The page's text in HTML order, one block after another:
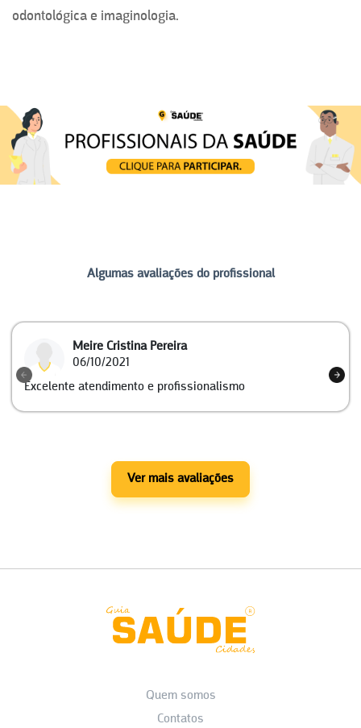
odontológica e imaginologia.
Algumas avaliações do profissional
Meire Cristina Pereira
06/10/2021
Excelente atendimento e profissionalismo
Ver mais avaliações
Quem somos
Contatos